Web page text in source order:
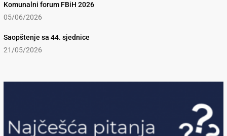
Komunalni forum FBiH 2026
05/06/2026
Saopštenje sa 44. sjednice
21/05/2026